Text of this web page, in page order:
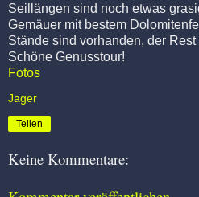
Seillängen sind noch etwas
Gemäuer mit bestem
Stände sind vorhanden, der
Schöne Genusstour!
Fotos
Jager
Teilen
Keine Kommentare: